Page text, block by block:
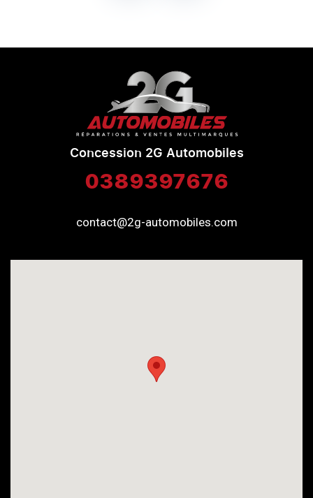
Concession 2G Automobiles
0389397676
contact@2g-automobiles.com